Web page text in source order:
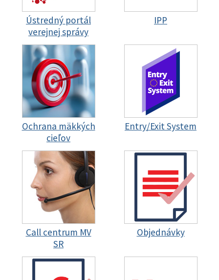
Ústredný portál
verejnej správy
IPP
Ochrana mäkkých
cieľov
Entry/Exit System
Call centrum MV
SR
Objednávky